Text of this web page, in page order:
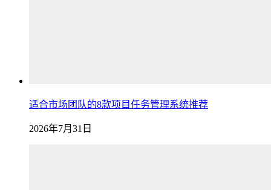
适合市场团队的8款项目任务管理系统推荐
2026年7月31日